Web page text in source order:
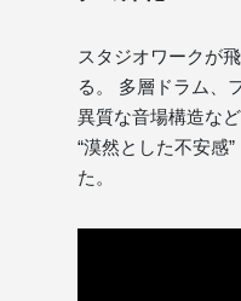
スタジオワークが
る。 多層ドラム、
異質な音場構造な
“漠然とした不安感
た。